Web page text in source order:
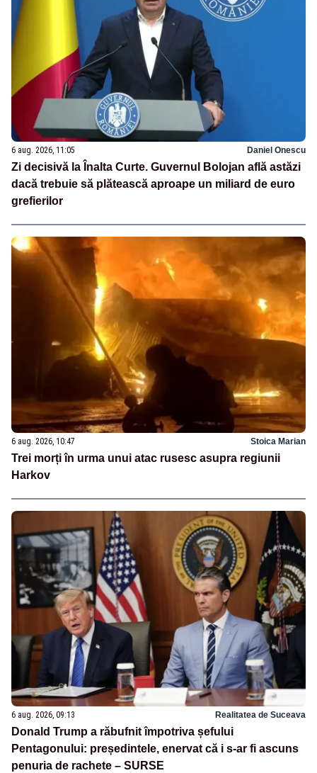
6 aug. 2026, 11:05 Daniel Onescu
Zi decisivă la Înalta Curte. Guvernul Bolojan află astăzi
dacă trebuie să plătească aproape un miliard de euro
grefierilor
6 aug. 2026, 10:47 Stoica Marian
Trei morți în urma unui atac rusesc asupra regiunii
Harkov
6 aug. 2026, 09:13 Realitatea de Suceava
Donald Trump a răbufnit împotriva șefului
Pentagonului: președintele, enervat că i s-ar fi ascuns
penuria de rachete – SURSE